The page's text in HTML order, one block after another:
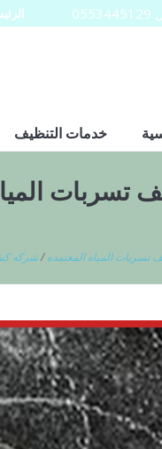
خدمات التنظيف
تسربات
المياه المعتمده /شركه